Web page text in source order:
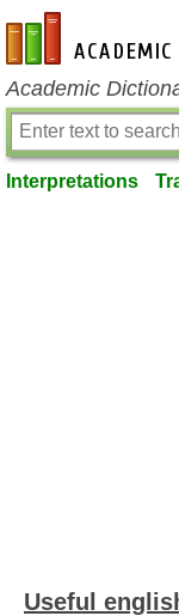
en-academic.com
Academic
Interpretations
Useful